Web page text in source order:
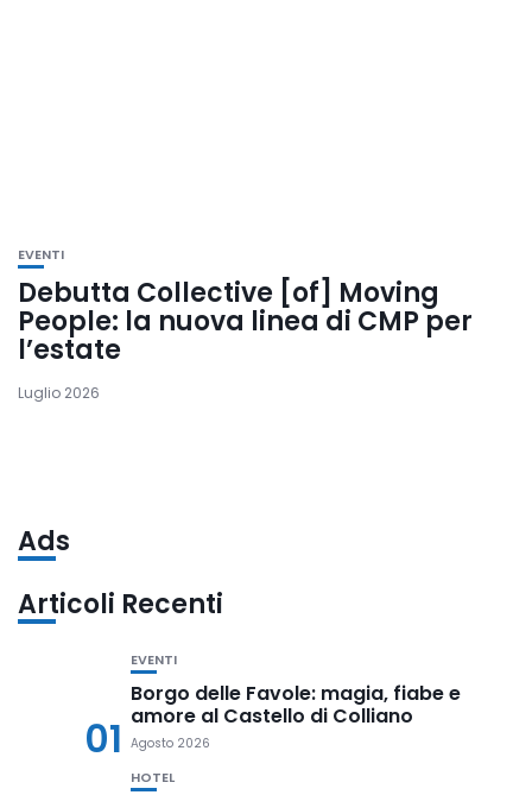
EVENTI
Debutta Collective [of] Moving
People: la nuova linea di CMP per
l’estate
Luglio 2026
Ads
Articoli Recenti
01
EVENTI
Borgo delle Favole: magia, fiabe e
amore al Castello di Colliano
Agosto 2026
HOTEL